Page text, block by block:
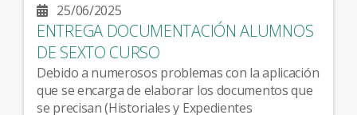
25/06/2025
ENTREGA DOCUMENTACIÓN ALUMNOS
DE SEXTO CURSO
Debido a numerosos problemas con la aplicación
que se encarga de elaborar los documentos que
se precisan (Historiales y Expedientes